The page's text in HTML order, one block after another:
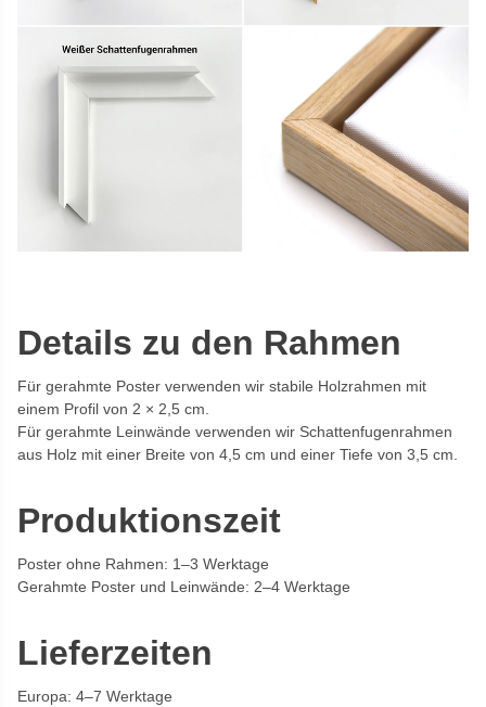
Details zu den Rahmen
Für gerahmte Poster verwenden wir stabile Holzrahmen mit
einem Profil von 2 × 2,5 cm.
Für gerahmte Leinwände verwenden wir Schattenfugenrahmen
aus Holz mit einer Breite von 4,5 cm und einer Tiefe von 3,5 cm.
Produktionszeit
Poster ohne Rahmen: 1–3 Werktage
Gerahmte Poster und Leinwände: 2–4 Werktage
Lieferzeiten
Europa: 4–7 Werktage